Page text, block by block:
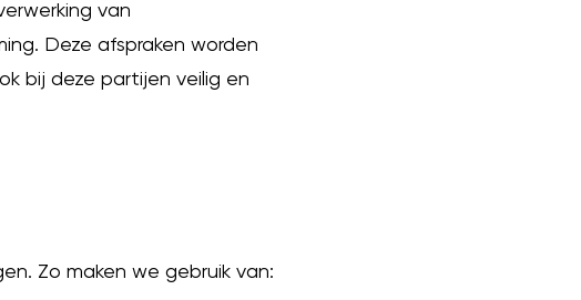
van
Deze afspraken worden
bij deze partijen veilig en
Zo maken we gebruik van: